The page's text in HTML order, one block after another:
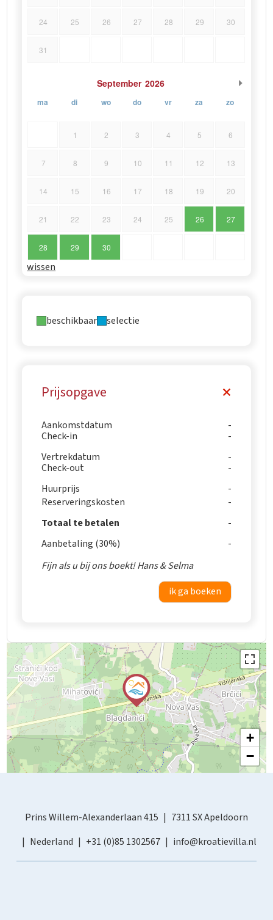
24 25 26 27 28 29 30
31
September 2026
ma di wo do vr za zo
1 2 3 4 5 6
7 8 9 10 11 12 13
14 15 16 17 18 19 20
21 22 23 24 25 26 27
28 29 30
wissen
beschikbaar selectie
Prijsopgave
Aankomstdatum
Check-in
Vertrekdatum
Check-out
Huurprijs
Reserveringskosten
Totaal te betalen
Aanbetaling (30%)
Fijn als u bij ons boekt! Hans & Selma
ik ga boeken
+
−
Prins Willem-Alexanderlaan 415
7311 SX Apeldoorn
Nederland
+31 (0)85 1302567 info@kroatievilla.nl